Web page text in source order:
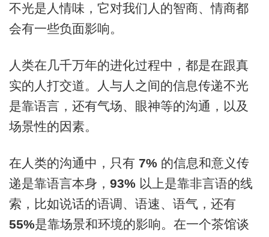
不光是人情味，它对我们人的智商、情商都
会有一些负面影响。
人类在几千万年的进化过程中，都是在跟真
实的人打交道。人与人之间的信息传递不光
是靠语言，还有气场、眼神等的沟通，以及
场景性的因素。
在人类的沟通中，只有 7% 的信息和意义传
递是靠语言本身， 93% 以上是靠非言语的线
索，比如说话的语调、语速、语气，还有
55%是靠场景和环境的影响。在一个茶馆谈